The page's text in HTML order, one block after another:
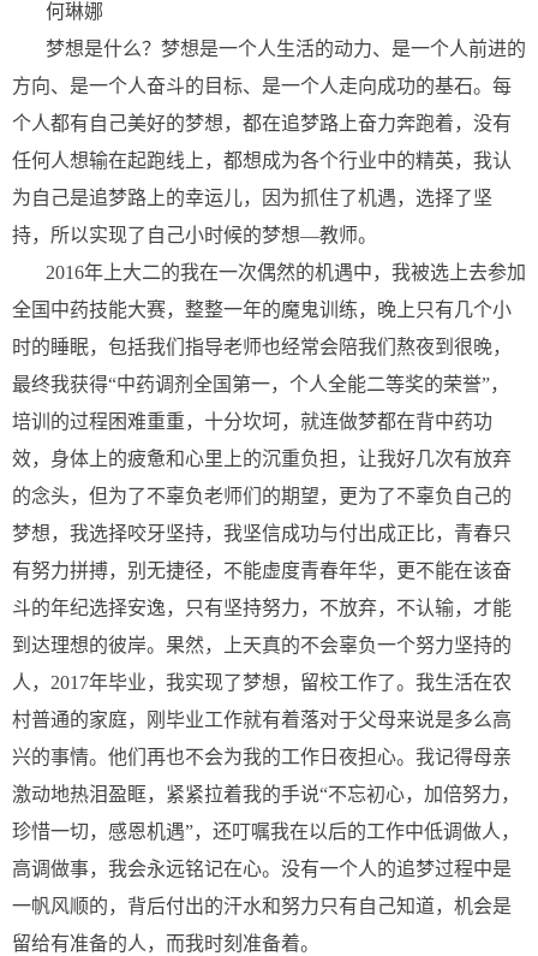
何琳娜
梦想是什么？梦想是一个人生活的动力、是一个人前进的
方向、是一个人奋斗的目标、是一个人走向成功的基石。每
个人都有自己美好的梦想，都在追梦路上奋力奔跑着，没有
任何人想输在起跑线上，都想成为各个行业中的精英，我认
为自己是追梦路上的幸运儿，因为抓住了机遇，选择了坚
持，所以实现了自己小时候的梦想—教师。
2016年上大二的我在一次偶然的机遇中，我被选上去参加
全国中药技能大赛，整整一年的魔鬼训练，晚上只有几个小
时的睡眠，包括我们指导老师也经常会陪我们熬夜到很晚，
最终我获得“中药调剂全国第一，个人全能二等奖的荣誉”，
培训的过程困难重重，十分坎坷，就连做梦都在背中药功
效，身体上的疲惫和心里上的沉重负担，让我好几次有放弃
的念头，但为了不辜负老师们的期望，更为了不辜负自己的
梦想，我选择咬牙坚持，我坚信成功与付出成正比，青春只
有努力拼搏，别无捷径，不能虚度青春年华，更不能在该奋
斗的年纪选择安逸，只有坚持努力，不放弃，不认输，才能
到达理想的彼岸。果然，上天真的不会辜负一个努力坚持的
人，2017年毕业，我实现了梦想，留校工作了。我生活在农
村普通的家庭，刚毕业工作就有着落对于父母来说是多么高
兴的事情。他们再也不会为我的工作日夜担心。我记得母亲
激动地热泪盈眶，紧紧拉着我的手说“不忘初心，加倍努力，
珍惜一切，感恩机遇”，还叮嘱我在以后的工作中低调做人，
高调做事，我会永远铭记在心。没有一个人的追梦过程中是
一帆风顺的，背后付出的汗水和努力只有自己知道，机会是
留给有准备的人，而我时刻准备着。